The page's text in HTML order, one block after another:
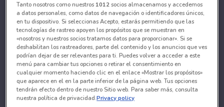
Tanto nosotros como nuestros 1012socios almacenamos y accedemos
a datos personales, como datos de navegación o identificadores únicos,
en tu dispositivo. Si seleccionas Acepto, estarás permitiendo que las
tecnologías de rastreo apoyen los propósitos que se muestran en
«nosotros y nuestros socios tratamos datos para proporcionar». Si se
deshabilitan los rastreadores, parte del contenido y los anuncios que ves
podrían dejar de ser relevantes para ti. Puedes volver a acceder a este
menú para cambiar tus opciones o retirar el consentimiento en
cualquier momento haciendo clic en el enlace «Mostrar los propósitos»
que aparece en el en la parte inferior de la página web. Tus opciones
tendrán efecto dentro de nuestro Sitio web. Para saber más, consulta
nuestra política de privacidad.Privacy policy